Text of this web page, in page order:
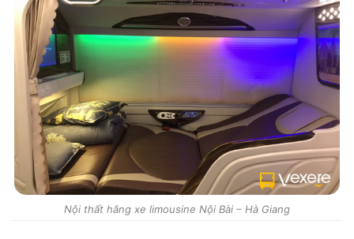
Nội thất hãng xe limousine Nội Bài – Hà Giang